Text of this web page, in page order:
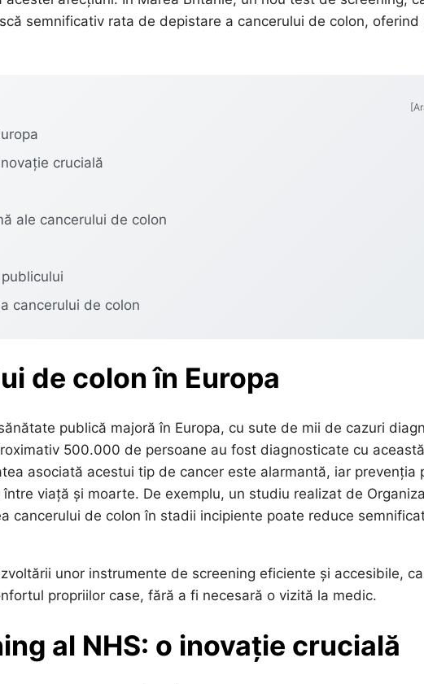
semnificativ rata de depistare a cancerului de colon, oferind
crucială
ale cancerului de colon
cancerului de colon
de colon în Europa
publică majoră în Europa, cu sute de mii de cazuri
500.000 de persoane au fost diagnosticate cu
asociată acestui tip de cancer este alarmantă, iar prevenția
viață și moarte. De exemplu, un studiu realizat de
cancerului de colon în stadii incipiente poate reduce
unor instrumente de screening eficiente și accesibile,
propriilor case, fără a fi necesară o vizită la medic.
al NHS: o inovație crucială